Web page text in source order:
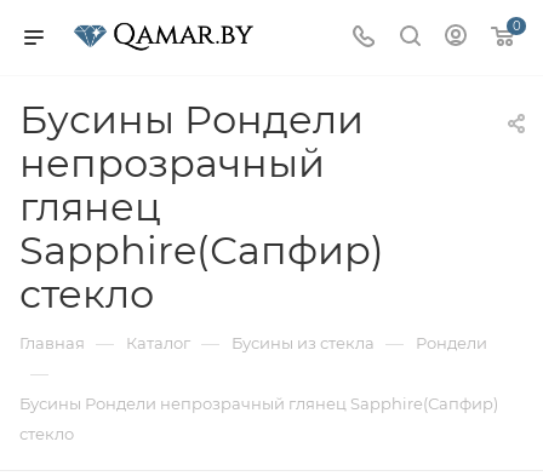
0
Бусины Рондели
непрозрачный
глянец
Sapphire(Сапфир)
стекло
Главная — Каталог — Бусины из стекла — Рондели
—
Бусины Рондели непрозрачный глянец Sapphire(Сапфир)
стекло